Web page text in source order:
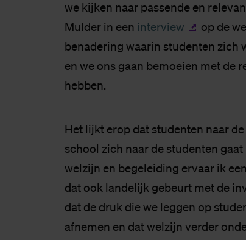
we kijken naar passende en
Mulder in een interview
op de
benadering waarin studenten zich
en we ons gaan bemoeien met de
hebben.
Het lijkt erop dat studenten naar
school zich naar de studenten
welzijn en begeleiding ervaar ik
dat ook landelijk gebeurt met de
dat de druk die we leggen op
afnemen en dat welzijn verder